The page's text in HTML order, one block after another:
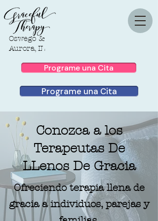
Oswego &
Aurora, IL
Programe una Cita
Programe una Cita
Conozca a los
Terapeutas De
LLenos De Gracia
Ofreciendo terapia llena de
gracia a individuos, parejas y